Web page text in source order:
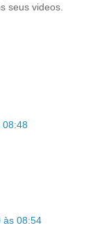
seus videos.
08:48
às 08:54